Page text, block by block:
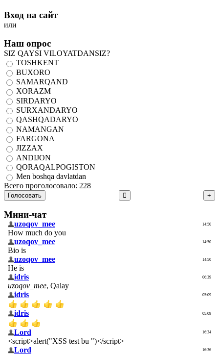
Вход на сайт
или
Наш опрос
SIZ QAYSI VILOYATDANSIZ?
TOSHKENT
BUXORO
SAMARQAND
XORAZM
SIRDARYO
SURXANDARYO
QASHQADARYO
NAMANGAN
FARGONA
JIZZAX
ANDIJON
QORAQALPOGISTON
Men boshqa davlatdan
Всего проголосовало: 228
Голосовать
Мини-чат